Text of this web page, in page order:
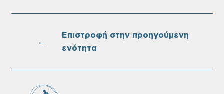
Επαναλειτουργία του συστήματος
Ονουφρίου
Πίνακες Κατάταξης & Βαθμολογίας,
←
Επιστροφή στην προηγούμενη
ενότητα